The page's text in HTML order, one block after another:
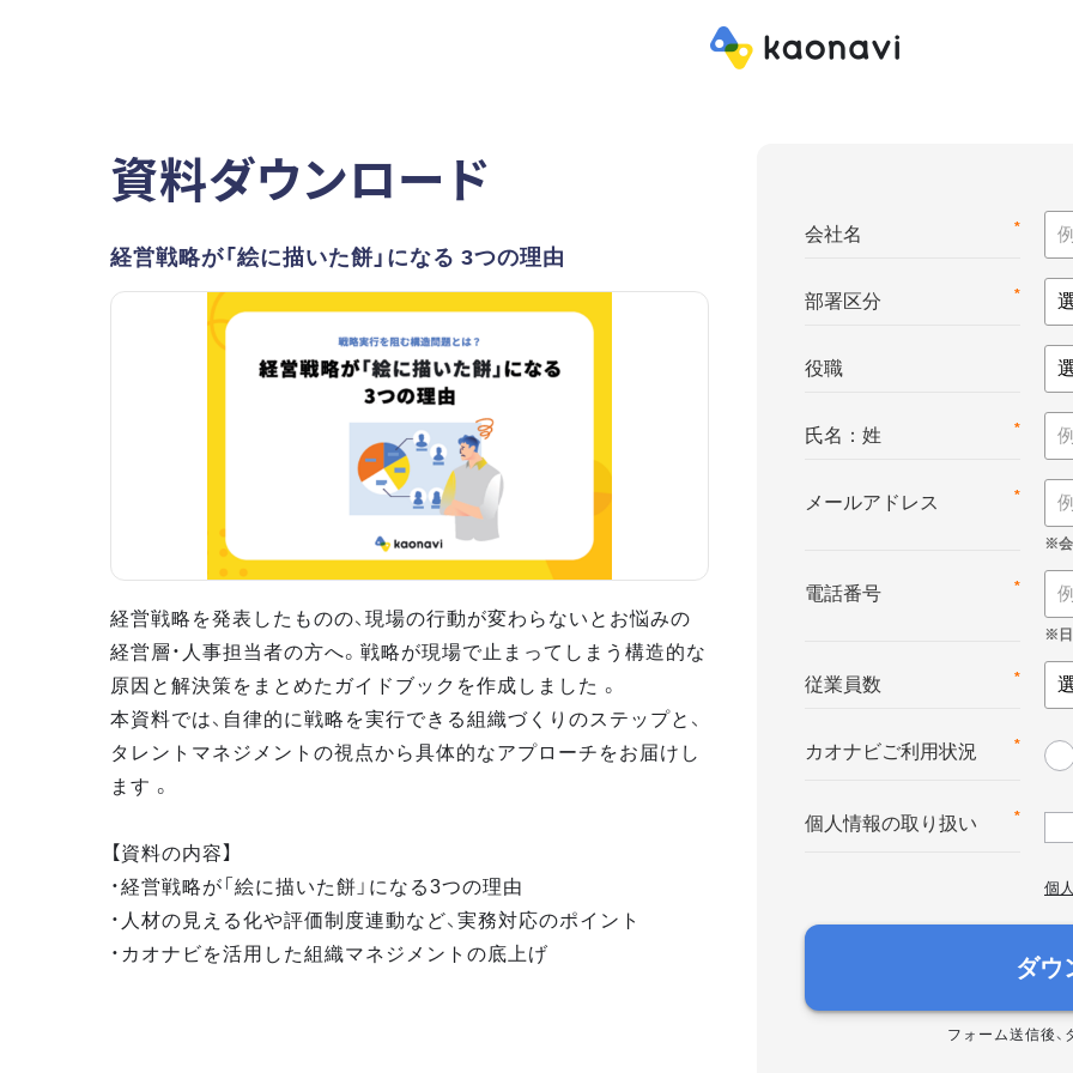
資料ダウンロード
経営戦略が「絵に描いた餅」になる 3つの理由
経営戦略を発表したものの、現場の行動が変わらないとお悩みの
経営層・人事担当者の方へ。戦略が現場で止まってしまう構造的な
原因と解決策をまとめたガイドブックを作成しました 。
本資料では、自律的に戦略を実行できる組織づくりのステップと、
タレントマネジメントの視点から具体的なアプローチをお届けし
ます 。
【資料の内容】
・経営戦略が「絵に描いた餅」になる3つの理由
・人材の見える化や評価制度連動など、実務対応のポイント
・カオナビを活用した組織マネジメントの底上げ
*
会社名
*
部署区分
役職
*
氏名：姓
*
メールアドレス
*
電話番号
*
従業員数
*
カオナビご利用状況
*
個人情報の取り扱い
個
ダウ
フォーム送信後